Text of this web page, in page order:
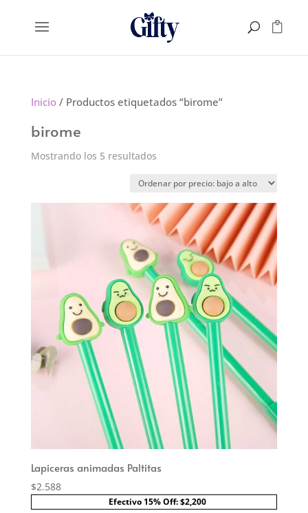
Inicio/ Productos etiquetados “birome”
birome
Mostrando los 5 resultadosOrdenado
precio:
bajo
a
alto
Lapiceras animadas Paltitas
$2.588
Efectivo 15% Off: $2,200